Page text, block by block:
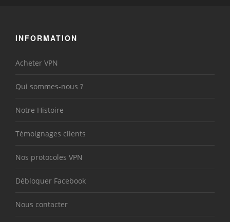
INFORMATION
Acheter VPN
Qui sommes-nous ?
Notre Histoire
Témoignages clients
Nos protocoles VPN
Débloquer Facebook
Nous contacter